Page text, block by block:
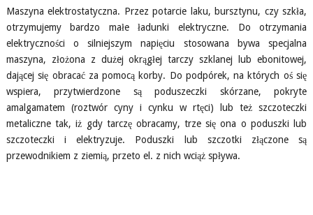
Maszyna elektrostatyczna. Przez potarcie laku, bursztynu, czy szkła,
otrzymujemy bardzo małe ładunki elektryczne. Do otrzymania
elektryczności o silniejszym napięciu stosowana bywa specjalna
maszyna, złożona z dużej okrągłej tarczy szklanej lub ebonitowej,
dającej się obracać za pomocą korby. Do podpórek, na których oś się
wspiera, przytwierdzone są poduszeczki skórzane, pokryte
amalgamatem (roztwór cyny i cynku w rtęci) lub też szczoteczki
metaliczne tak, iż gdy tarczę obracamy, trze się ona o poduszki lub
szczoteczki i elektryzuje. Poduszki lub szczotki złączone są
przewodnikiem z ziemią, przeto el. z nich wciąż spływa.